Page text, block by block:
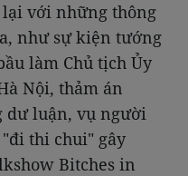
với những thông
như sự kiện tướng
làm Chủ tịch Ủy
Nội, thảm án
dư luận, vụ người
"đi thi chui" gây
Bitches in